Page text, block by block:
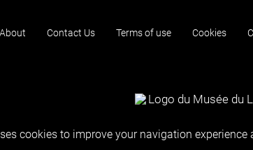
About Contact Us Terms of use Cookies
cookies to improve your navigation